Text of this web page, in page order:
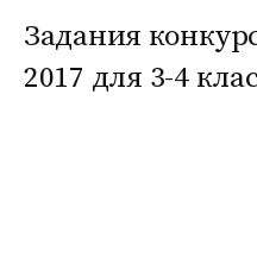
Задания
2017 для 3-4